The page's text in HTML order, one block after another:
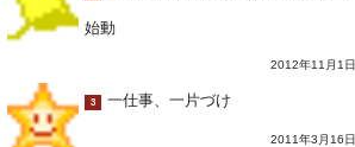
始動
2012年11月1日
3 一仕事、一片づけ
2011年3月16日